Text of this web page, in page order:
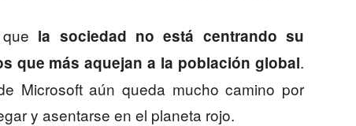
la sociedad no está centrando su
que más aquejan a la población global.
Microsoft aún queda mucho camino por
y asentarse en el planeta rojo.